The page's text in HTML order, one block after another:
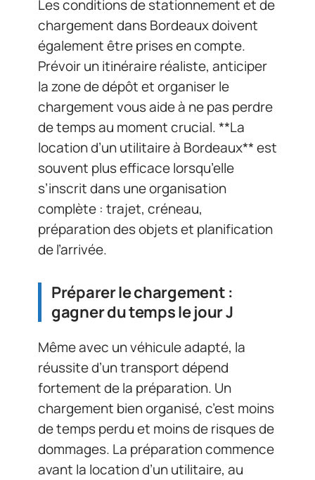
Les conditions de stationnement et de
chargement dans Bordeaux doivent
également être prises en compte.
Prévoir un itinéraire réaliste, anticiper
la zone de dépôt et organiser le
chargement vous aide à ne pas perdre
de temps au moment crucial. **La
location d’un utilitaire à Bordeaux** est
souvent plus efficace lorsqu’elle
s’inscrit dans une organisation
complète : trajet, créneau,
préparation des objets et planification
de l’arrivée.
Préparer le chargement :
gagner du temps le jour J
Même avec un véhicule adapté, la
réussite d’un transport dépend
fortement de la préparation. Un
chargement bien organisé, c’est moins
de temps perdu et moins de risques de
dommages. La préparation commence
avant la location d’un utilitaire, au